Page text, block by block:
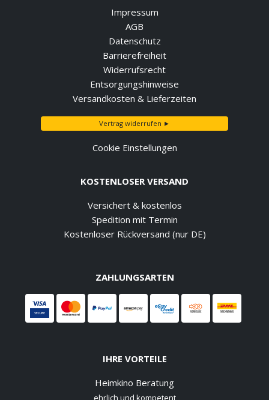
Impressum
AGB
Datenschutz
Barrierefreiheit
Widerrufsrecht
Entsorgungshinweise
Versandkosten & Lieferzeiten
Vertrag widerrufen ►
Cookie Einstellungen
KOSTENLOSER VERSAND
Versichert & kostenlos
Spedition mit Termin
Kostenloser Rückversand (nur DE)
ZAHLUNGSARTEN
IHRE VORTEILE
Heimkino Beratung
ehrlich und kompetent